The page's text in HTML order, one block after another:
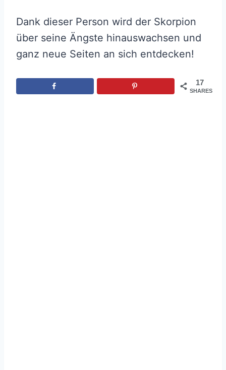
Dank dieser Person wird der Skorpion
über seine Ängste hinauswachsen und
ganz neue Seiten an sich entdecken!
17
SHARES